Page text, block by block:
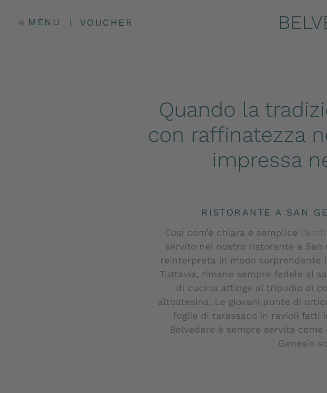
MENU VOUCHER
Ristorante a
Quando la
con raffinatezza
impressa
RISTORANTE A SAN
Così com’è chiara e semplice
servito nel nostro ristorante a San
reinterpreta in modo sorprendente
Tuttavia, rimane sempre fedele al
di cucina attinge al tripudio di
altoatesina. Le giovani punte di
foglie di tarassaco in ravioli fatti
Belvedere è sempre servita
Genesio